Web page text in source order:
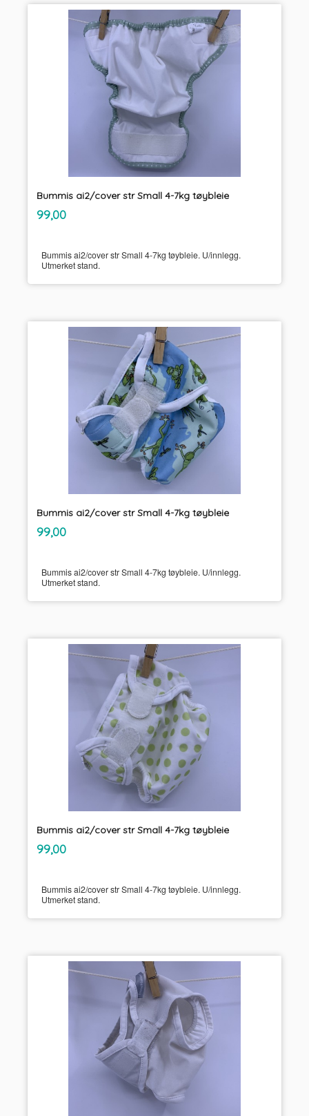
Bummis ai2/cover str Small 4-7kg tøybleie
Pris
99,00mva.
Bummis ai2/cover str Small 4-7kg tøybleie. U/innlegg.
Utmerket stand.
Bummis ai2/cover str Small 4-7kg tøybleie
Pris
99,00mva.
Bummis ai2/cover str Small 4-7kg tøybleie. U/innlegg.
Utmerket stand.
Bummis ai2/cover str Small 4-7kg tøybleie
Pris
99,00mva.
Bummis ai2/cover str Small 4-7kg tøybleie. U/innlegg.
Utmerket stand.